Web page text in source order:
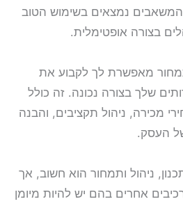
המשאבים נמצאים בשימוש הטוב
בצורה אופטימלית.
מאפשרת לך לקבוע את
שלך בצורה נכונה. זה כולל
מכירה, ניהול תקציבים, והבנה
העסק.
ניהול ותמחור הוא חשוב, אך
אחרים בהם יש להיות מיומן